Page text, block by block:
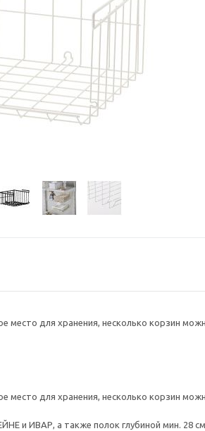
место для хранения, несколько корзин
место для хранения, несколько корзин
и ИВАР, а также полок глубиной мин. 28